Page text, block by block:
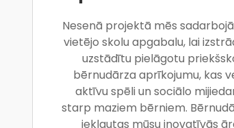
Nesenā projektā mēs
vietējo skolu apgabalu, lai
uzstādītu pielāgotu
bērnudārza aprīkojumu, kas
aktīvu spēli un sociālo
starp maziem bērniem.
iekļautas mūsu inovatīvās